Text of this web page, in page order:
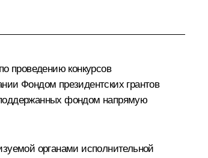
проведению конкурсов
Фондом президентских грантов
поддержанных фондом напрямую
органами исполнительной